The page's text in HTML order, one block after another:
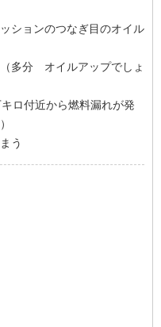
ションのつなぎ目のオイル
多分 オイルアップでしょ
ロ付近から燃料漏れが発
う